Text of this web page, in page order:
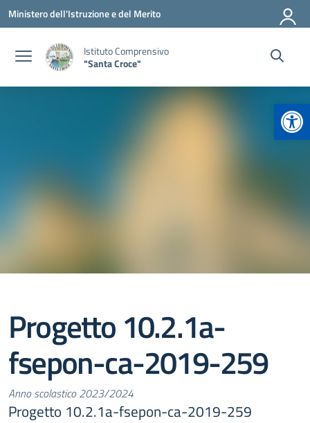
Vai ai contenuti
Vai al menu di navigazione
Vai al footer
Ministero dell'Istruzione e del Merito
Istituto Comprensivo
"Santa Croce"
Progetto 10.2.1a-
fsepon-ca-2019-259
Anno scolastico 2023/2024
Progetto 10.2.1a-fsepon-ca-2019-259